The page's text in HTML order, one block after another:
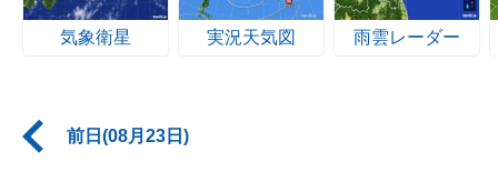
気象衛星 実況天気図 雨雲レーダー
前日(08月23日)